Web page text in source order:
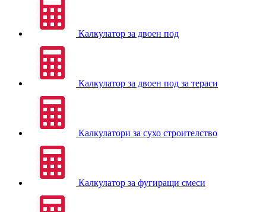
Калкулатор за двоен под
Калкулатор за двоен под за тераси
Калкулатори за сухо строителство
Калкулатор за фугиращи смеси